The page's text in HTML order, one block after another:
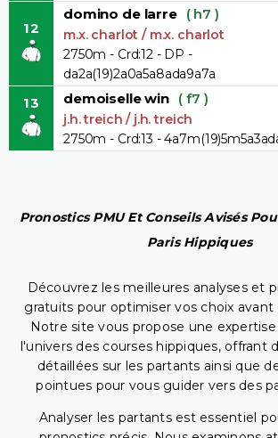
12
domino de larre ( h7 )
m.x. charlot / m.x. charlot
2750m - Crd:12 - DP -
da2a(19)2a0a5a8ada9a7a
13 demoiselle win ( f7 )
j.h. treich / j.h. treich
2750m - Crd:13 -
Pronostics PMU Et Conseils Avisés
Paris Hippiques
Découvrez les meilleures analyses et
gratuits pour optimiser vos choix avant
Notre site vous propose une
l'univers des courses hippiques, offrant
détaillées sur les partants ainsi que
pointues pour vous guider vers des
Analyser les partants est essentiel